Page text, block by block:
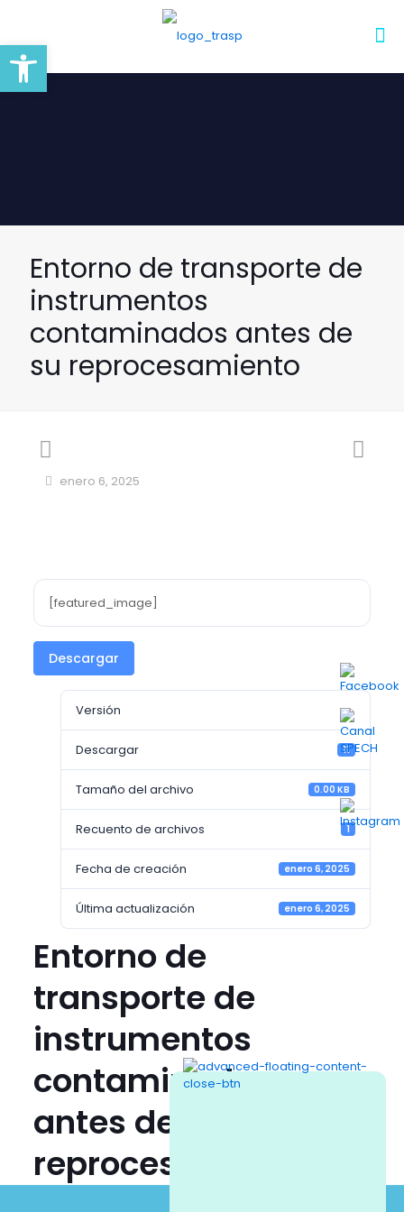
Entorno de transporte de
instrumentos
contaminados antes de
su reprocesamiento
enero 6, 2025
[featured_image]
Descargar
Versión
Descargar 11
Tamaño del archivo 0.00 KB
Recuento de archivos 1
Fecha de creación enero 6, 2025
Última actualización enero 6, 2025
Entorno de
transporte de
instrumentos
contaminados
antes de su
reprocesamiento
Abrir barra de herramientas